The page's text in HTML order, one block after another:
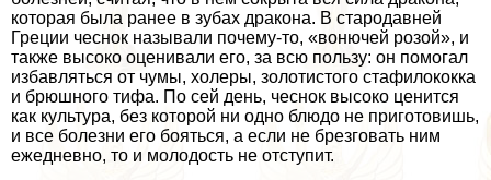
которая была ранее в зубах дpaкона. В стародавней
Греции чеснок называли почему-то, «вонючей розой», и
также высоко оценивали его, за всю пользу: он помогал
избавляться от чумы, холеры, золотистого стафилококка
и брюшного тифа. По сей день, чеснок высоко ценится
как культура, без которой ни одно блюдо не приготовишь,
и все болезни его бояться, а если не брезговать ним
ежедневно, то и молодость не отступит.